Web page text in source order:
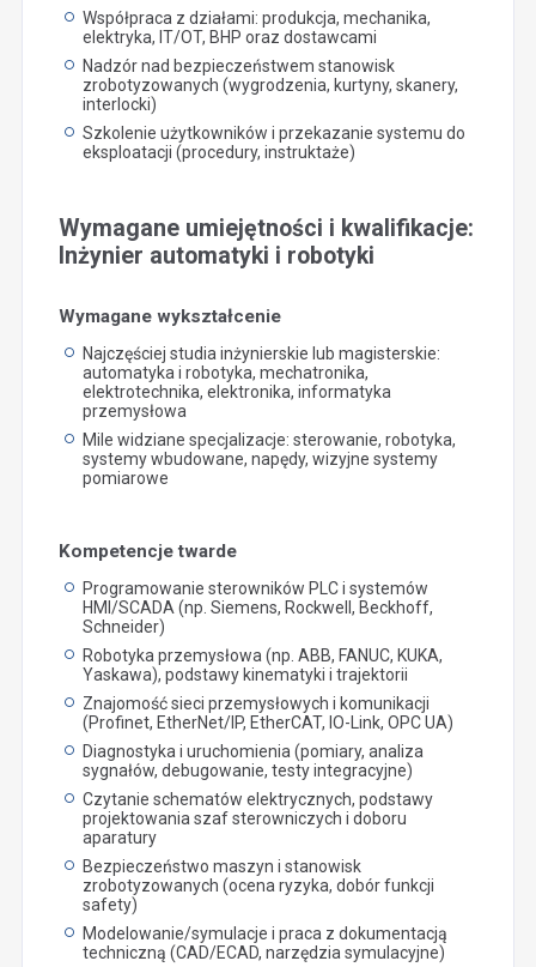
Współpraca z działami: produkcja, mechanika,
elektryka, IT/OT, BHP oraz dostawcami
Nadzór nad bezpieczeństwem stanowisk
zrobotyzowanych (wygrodzenia, kurtyny, skanery,
interlocki)
Szkolenie użytkowników i przekazanie systemu do
eksploatacji (procedury, instruktaże)
Wymagane umiejętności i kwalifikacje:
Inżynier automatyki i robotyki
Wymagane wykształcenie
Najczęściej studia inżynierskie lub magisterskie:
automatyka i robotyka, mechatronika,
elektrotechnika, elektronika, informatyka
przemysłowa
Mile widziane specjalizacje: sterowanie, robotyka,
systemy wbudowane, napędy, wizyjne systemy
pomiarowe
Kompetencje twarde
Programowanie sterowników PLC i systemów
HMI/SCADA (np. Siemens, Rockwell, Beckhoff,
Schneider)
Robotyka przemysłowa (np. ABB, FANUC, KUKA,
Yaskawa), podstawy kinematyki i trajektorii
Znajomość sieci przemysłowych i komunikacji
(Profinet, EtherNet/IP, EtherCAT, IO-Link, OPC UA)
Diagnostyka i uruchomienia (pomiary, analiza
sygnałów, debugowanie, testy integracyjne)
Czytanie schematów elektrycznych, podstawy
projektowania szaf sterowniczych i doboru
aparatury
Bezpieczeństwo maszyn i stanowisk
zrobotyzowanych (ocena ryzyka, dobór funkcji
safety)
Modelowanie/symulacje i praca z dokumentacją
techniczną (CAD/ECAD, narzędzia symulacyjne)